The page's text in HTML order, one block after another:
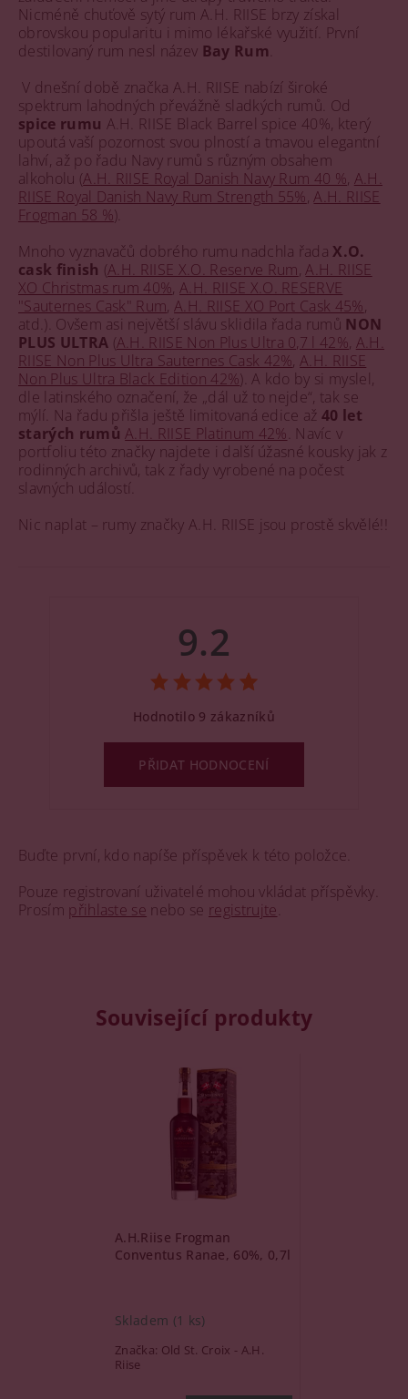
Nicméně chuťově sytý rum A.H. RIISE brzy získal
obrovskou popularitu i mimo lékařské využití. První
destilovaný rum nesl název Bay Rum
V dnešní době značka A.H. RIISE nabízí široké
spektrum lahodných převážně sladkých rumů. Od
spice rumu A.H. RIISE Black Barrel spice 40%, který
upoutá vaší pozornost svou plností a tmavou elegantní
lahví, až po řadu Navy rumů s různým obsahem
alkoholu (A.H. RIISE Royal Danish Navy Rum 40 %, A.H.
RIISE Royal Danish Navy Rum Strength 55%,A.H. RIISE
Frogman 58 %).
Mnoho vyznavačů dobrého rumu nadchla řadaX.O.
cask finish (A.H. RIISE X.O. Reserve Rum,A.H. RIISE
XO Christmas rum 40%,A.H. RIISE X.O. RESERVE
"Sauternes Cask" Rum,A.H. RIISE XO Port Cask 45%,
atd.). Ovšem asi největší slávu sklidila řada rumů NON
PLUS ULTRA (A.H. RIISE Non Plus Ultra 0,7 l 42%, A.H.
RIISE Non Plus Ultra Sauternes Cask 42%,A.H. RIISE
Non Plus Ultra Black Edition 42%). A kdo by si myslel,
dle latinského označení, že „dál už to nejde“, tak se
mýlí. Na řadu přišla ještě limitovaná edice až40 let
starých rumů A.H. RIISE Platinum 42% . Navíc v
portfoliu této značky najdete i další úžasné kousky jak z
rodinných archivů, tak z řady vyrobené na počest
slavných událostí.
Nic naplat – rumy značky A.H. RIISE jsou prostě skvělé!!
Buďte první, kdo napíše příspěvek k této položce.
Pouze registrovaní uživatelé mohou vkládat příspěvky.
Prosím přihlaste se nebo se registrujte
9.2
Hodnotilo 9 zákazníků
PŘIDAT HODNOCENÍ
Související produkty
A.H.Riise Frogman
Conventus Ranae, 60%, 0,7l
Skladem (1 ks)
Značka: Old St. Croix - A.H.
Riise